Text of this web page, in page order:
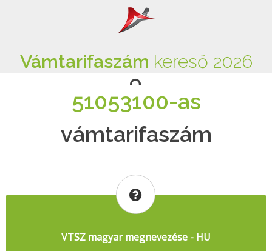
Vámtarifaszám kereső 2026
51053100-as
vámtarifaszám
VTSZ magyar megnevezése - HU